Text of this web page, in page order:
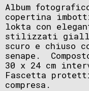
Album
copertina
lokta con
stilizzati giallo
scuro e chiuso
senape.
30 x 24 cm
Fascetta
compresa.